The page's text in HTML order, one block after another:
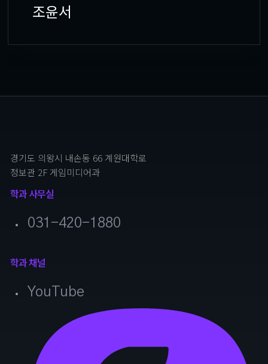
조윤서
경기도 의왕시 내손동 66 계원대학로
정보관 2F 게임미디어과
학과 사무실
031-420-1880
학과 채널
YouTube